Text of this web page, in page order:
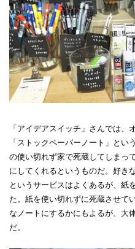
「アイデアスイッチ」さんでは、
「ストックペーパーノート」と
の使い切れず家で死蔵してしまっ
にしてくれるというものだ。好き
というサービスはよくあるが、紙
た。紙を使い切れずに死蔵させて
なノートにするかにもよるが、大
だ。